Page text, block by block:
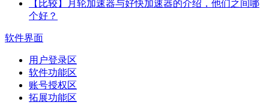
【比较】月轮加速器与好快加速器的介绍，他们之间哪
个好？
软件界面
用户登录区
软件功能区
账号授权区
拓展功能区